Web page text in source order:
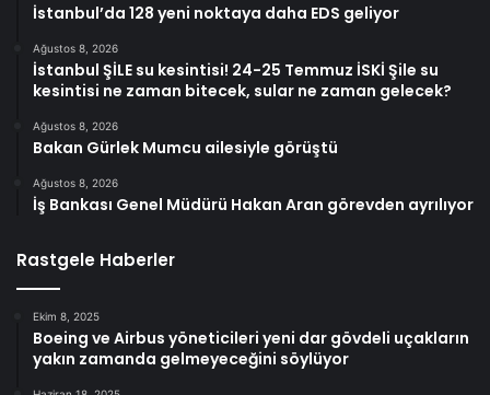
İstanbul’da 128 yeni noktaya daha EDS geliyor
Ağustos 8, 2026
İstanbul ŞİLE su kesintisi! 24-25 Temmuz İSKİ Şile su
kesintisi ne zaman bitecek, sular ne zaman gelecek?
Ağustos 8, 2026
Bakan Gürlek Mumcu ailesiyle görüştü
Ağustos 8, 2026
İş Bankası Genel Müdürü Hakan Aran görevden ayrılıyor
Rastgele Haberler
Ekim 8, 2025
Boeing ve Airbus yöneticileri yeni dar gövdeli uçakların
yakın zamanda gelmeyeceğini söylüyor